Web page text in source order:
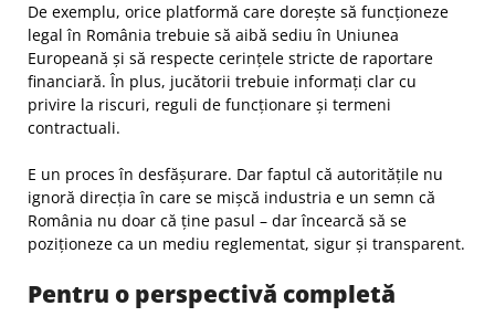
De exemplu, orice platformă care dorește să funcționeze
legal în România trebuie să aibă sediu în Uniunea
Europeană și să respecte cerințele stricte de raportare
financiară. În plus, jucătorii trebuie informați clar cu
privire la riscuri, reguli de funcționare și termeni
contractuali.
E un proces în desfășurare. Dar faptul că autoritățile nu
ignoră direcția în care se mișcă industria e un semn că
România nu doar că ține pasul – dar încearcă să se
poziționeze ca un mediu reglementat, sigur și transparent.
Pentru o perspectivă completă